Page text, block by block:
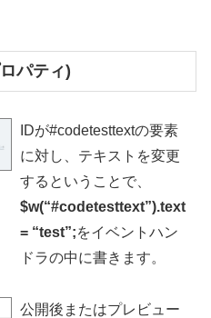
パティ)
IDが#codetesttextの要素
に対し、テキストを変更
するということで、
$w(“#codetesttext”).text
= “test”;をイベントハン
ドラの中に書きます。
公開後またはプレビュー